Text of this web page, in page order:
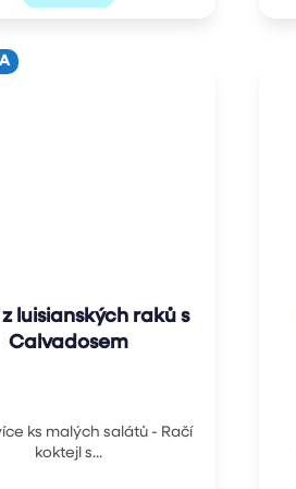
luisianských raků s
Calvadosem
ks malých salátů - Račí
koktejl s...